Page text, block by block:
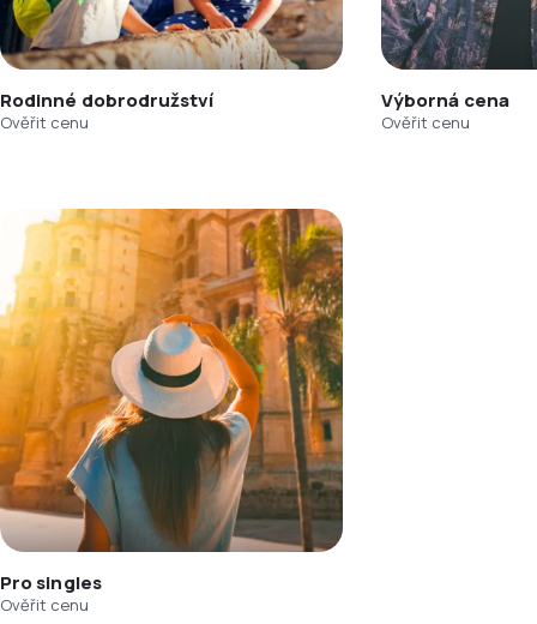
Rodinné dobrodružství
Ověřit cenu
Výborná cena
Ověřit cenu
Pro singles
Ověřit cenu